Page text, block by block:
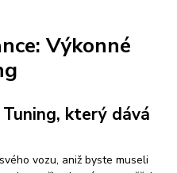
nafty
sportovní filtr 1.9 tdi
MK3 tuning
RS
Výkonné
který dává
vozu, aniž byste museli